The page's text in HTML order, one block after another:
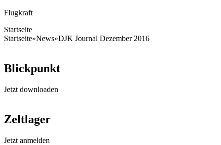
Flugkraft
Startseite
Startseite»News»DJK Journal Dezember 2016
Blickpunkt
Jetzt downloaden
Zeltlager
Jetzt anmelden